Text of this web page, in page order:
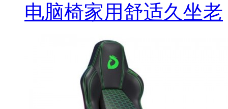
电脑椅家用舒适久坐老